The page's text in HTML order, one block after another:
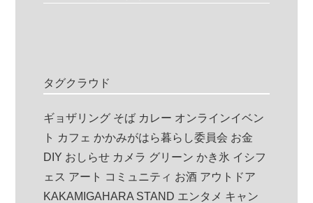
タグクラウド
ギョザリング そば カレー オンラインイベン
ト カフェ かかみがはら暮らし委員会 お金
DIY おしらせ カメラ グリーン かき氷 イシフ
ェス アート コミュニティ お酒 アウトドア
KAKAMIGAHARA STAND エンタメ キャン